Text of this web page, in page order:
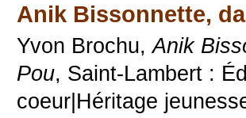
Anik Bissonnette,
Yvon Brochu,Anik
Pou, Saint-Lambert :
coeur|Héritage